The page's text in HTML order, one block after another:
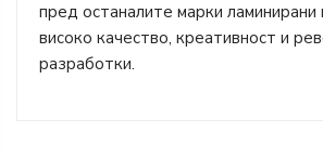
пред останалите марки ламинирани
високо качество, креативност и
разработки.